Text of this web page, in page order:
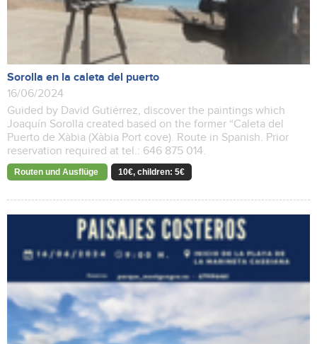
Sorolla en la caleta del puerto
16/06/2024
Guided by David Gutiérrez, discover the paintings which
Joaquín Sorolla created based on the former “Caleta del
Puerto de Xàbia (Xàbia Port cove). Route in Spanish. Prior
reservation required at tel.: 646 875 014.
Routen und Ausflüge 10€, children: 5€